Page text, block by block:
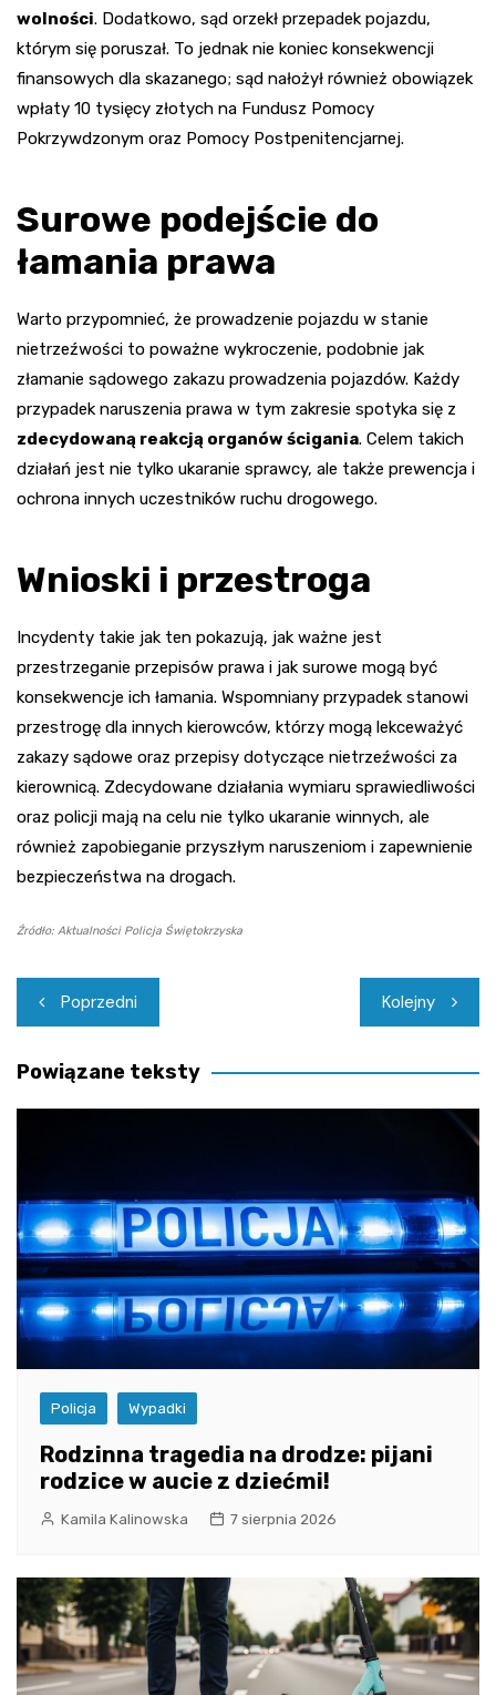
wolności. Dodatkowo, sąd orzekł przepadek pojazdu,
którym się poruszał. To jednak nie koniec konsekwencji
finansowych dla skazanego; sąd nałożył również obowiązek
wpłaty 10 tysięcy złotych na Fundusz Pomocy
Pokrzywdzonym oraz Pomocy Postpenitencjarnej.
Surowe podejście do
łamania prawa
Warto przypomnieć, że prowadzenie pojazdu w stanie
nietrzeźwości to poważne wykroczenie, podobnie jak
złamanie sądowego zakazu prowadzenia pojazdów. Każdy
przypadek naruszenia prawa w tym zakresie spotyka się z
zdecydowaną reakcją organów ścigania. Celem takich
działań jest nie tylko ukaranie sprawcy, ale także prewencja i
ochrona innych uczestników ruchu drogowego.
Wnioski i przestroga
Incydenty takie jak ten pokazują, jak ważne jest
przestrzeganie przepisów prawa i jak surowe mogą być
konsekwencje ich łamania. Wspomniany przypadek stanowi
przestrogę dla innych kierowców, którzy mogą lekceważyć
zakazy sądowe oraz przepisy dotyczące nietrzeźwości za
kierownicą. Zdecydowane działania wymiaru sprawiedliwości
oraz policji mają na celu nie tylko ukaranie winnych, ale
również zapobieganie przyszłym naruszeniom i zapewnienie
bezpieczeństwa na drogach.
Źródło: Aktualności Policja Świętokrzyska
Nawigacja
wpisu
Poprzedni Kolejny
Powiązane teksty
Policja Wypadki
Rodzinna tragedia na drodze: pijani
rodzice w aucie z dziećmi!
Kamila Kalinowska 7 sierpnia 2026